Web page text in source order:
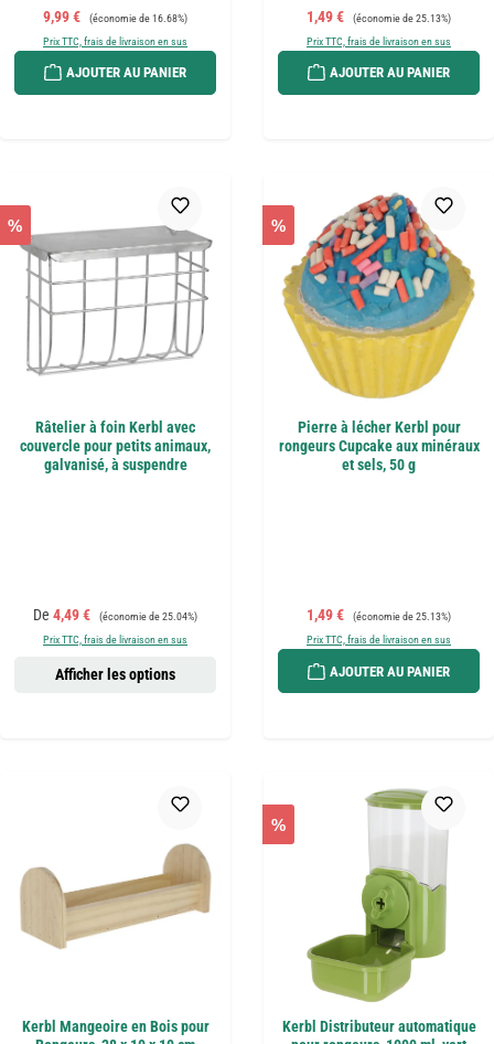
Prix de vente :
9,99 € Prix régulier :
(économie de 16.68%)
Prix TTC, frais de livraison en sus
AJOUTER AU PANIER
Prix de vente :
1,49 € Prix régulier :
(économie de 25.13%)
Prix TTC, frais de livraison en sus
AJOUTER AU PANIER
%
Râtelier à foin Kerbl avec
couvercle pour petits animaux,
galvanisé, à suspendre
Prix de vente :
De 4,49 € Prix régulier :
(économie de 25.04%)
Prix TTC, frais de livraison en sus
Afficher les options
%
Pierre à lécher Kerbl pour
rongeurs Cupcake aux minéraux
et sels, 50 g
Prix de vente :
1,49 € Prix régulier :
(économie de 25.13%)
Prix TTC, frais de livraison en sus
AJOUTER AU PANIER
Kerbl Mangeoire en Bois pour
%
Kerbl Distributeur automatique